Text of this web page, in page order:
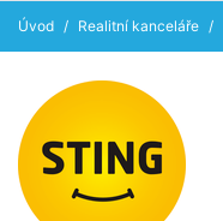
Úvod Realitní kanceláře